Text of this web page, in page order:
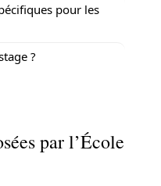
pour les
?
par l’École